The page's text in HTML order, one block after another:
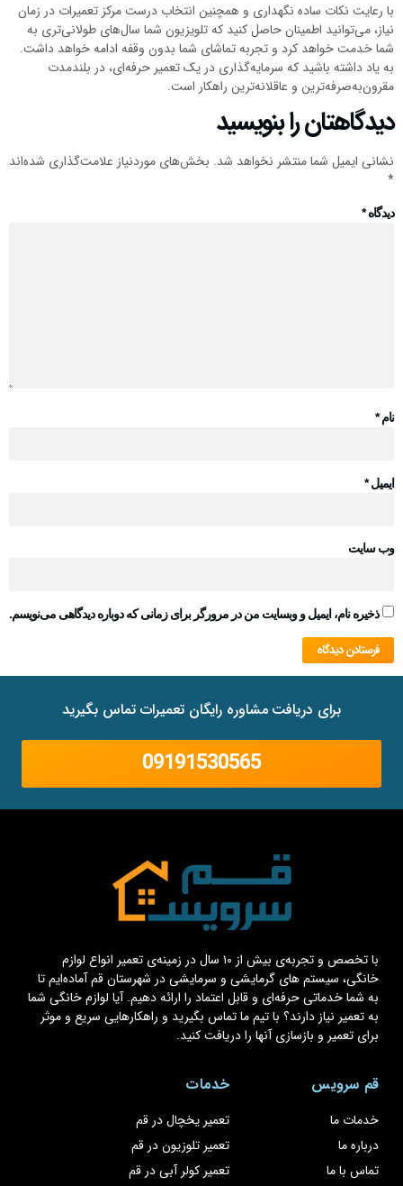
با رعایت نکات ساده نگهداری و همچنین انتخاب درست مرکز تعمیرات در زمان
نیاز، می‌توانید اطمینان حاصل کنید که تلویزیون شما سال‌های طولانی‌تری به
شما خدمت خواهد کرد و تجربه تماشای شما بدون وقفه ادامه خواهد داشت.
به یاد داشته باشید که سرمایه‌گذاری در یک تعمیر حرفه‌ای، در بلندمدت
مقرون‌به‌صرفه‌ترین و عاقلانه‌ترین راهکار است.
دیدگاهتان را بنویسید
نشانی ایمیل شما منتشر نخواهد شد. بخش‌های موردنیاز علامت‌گذاری شده‌اند
*
دیدگاه*
نام*
ایمیل*
وب‌ سایت
ذخیره نام، ایمیل و وبسایت من در مرورگر برای زمانی که دوباره دیدگاهی می‌نویسم.
برای دریافت مشاوره رایگان تعمیرات تماس بگیرید
09191530565
با تخصص و تجربه‌ی بیش از ۱۰ سال در زمینه‌ی تعمیر انواع لوازم
خانگی، سیستم های گرمایشی و سرمایشی در شهرستان قم آماده‌ایم تا
به شما خدماتی حرفه‌ای و قابل اعتماد را ارائه دهیم. آیا لوازم خانگی شما
به تعمیر نیاز دارند؟ با تیم ما تماس بگیرید و راهکارهایی سریع و موثر
برای تعمیر و بازسازی آنها را دریافت کنید.
قم سرویس
خدمات ما
درباره ما
تماس با ما
خدمات
تعمیر یخچال در قم
تعمیر تلوزیون در قم
تعمیر کولر آبی در قم